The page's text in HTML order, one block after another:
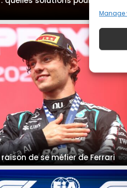
Manage
de se méfier de Ferrari